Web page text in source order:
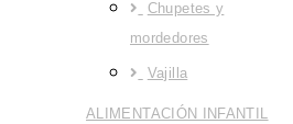
Chupetes y
mordedores
Vajilla
ALIMENTACIÓN INFANTIL